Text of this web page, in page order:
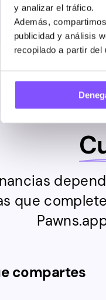
y analizar el tráfico.
Además,
publicidad y análisis
recopilado a partir
que
compartes